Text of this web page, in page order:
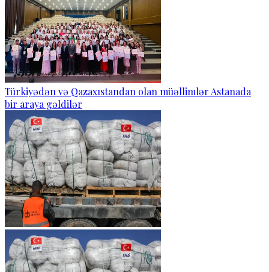
Türkiyədən və Qazaxıstandan olan müəllimlər Astanada
bir araya gəldilər